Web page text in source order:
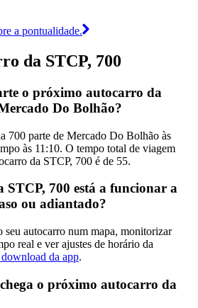
a pontualidade.
da STCP, 700
o próximo autocarro da
Do Bolhão?
700 parte de Mercado Do Bolhão às
às 11:10. O tempo total de viagem
da STCP, 700 é de 55.
STCP, 700 está a funcionar a
ou adiantado?
seu autocarro num mapa, monitorizar
real e ver ajustes de horário da
da app.
o próximo autocarro da